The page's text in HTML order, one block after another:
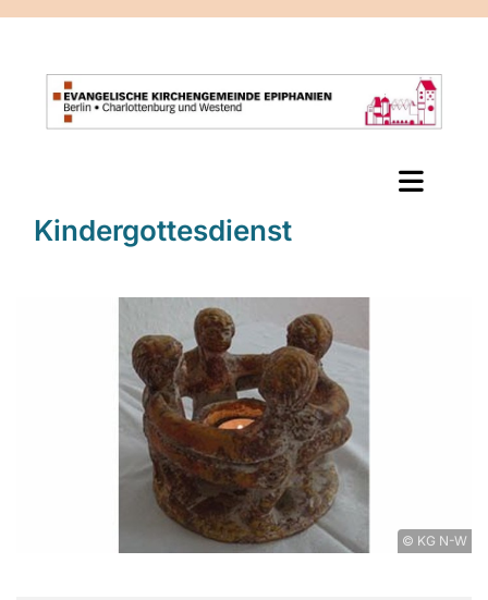
Kindergottesdienst
© KG N-W